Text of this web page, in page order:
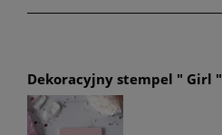
Dekoracyjny stempel " Girl "